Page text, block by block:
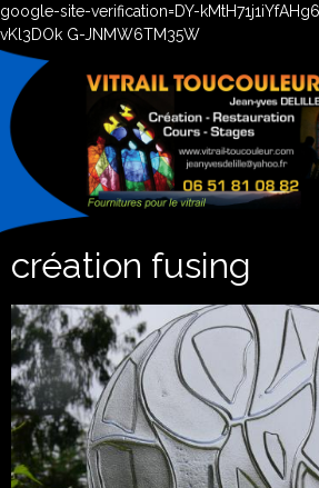
google-site-verification=DY-
vKl3DOk G-JNMW6TM35W
création fusing